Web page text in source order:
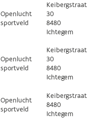
Openlucht
sportveld
Keibergstraat
30
8480
Ichtegem
Openlucht
sportveld
Keibergstraat
30
8480
Ichtegem
Openlucht
sportveld
Keibergstraat
8480
Ichtegem